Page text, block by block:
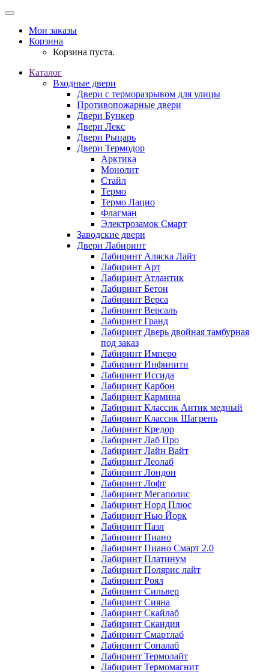
Мои заказы
Корзина
Корзина пуста.
Каталог
Входные двери
Двери с терморазрывом для улицы
Противопожарные двери
Двери Бункер
Двери Лекс
Двери Рыцарь
Двери Термодор
Арктика
Монолит
Стайл
Термо
Термо Лацио
Флагман
Электрозамок Смарт
Заводские двери
Двери Лабиринт
Лабиринт Аляска Лайт
Лабиринт Арт
Лабиринт Атлантик
Лабиринт Бетон
Лабиринт Верса
Лабиринт Версаль
Лабиринт Гранд
Лабиринт Дверь двойная тамбурная
под заказ
Лабиринт Имперо
Лабиринт Инфинити
Лабиринт Иссида
Лабиринт Карбон
Лабиринт Кармина
Лабиринт Классик Антик медный
Лабиринт Классик Шагрень
Лабиринт Кредор
Лабиринт Лаб Про
Лабиринт Лайн Вайт
Лабиринт Леолаб
Лабиринт Лондон
Лабиринт Лофт
Лабиринт Мегаполис
Лабиринт Норд Плюс
Лабиринт Нью Йорк
Лабиринт Пазл
Лабиринт Пиано
Лабиринт Пиано Смарт 2.0
Лабиринт Платинум
Лабиринт Полярис лайт
Лабиринт Роял
Лабиринт Сильвер
Лабиринт Сияна
Лабиринт Скайлаб
Лабиринт Скандия
Лабиринт Смартлаб
Лабиринт Соналаб
Лабиринт Термолайт
Лабиринт Термомагнит